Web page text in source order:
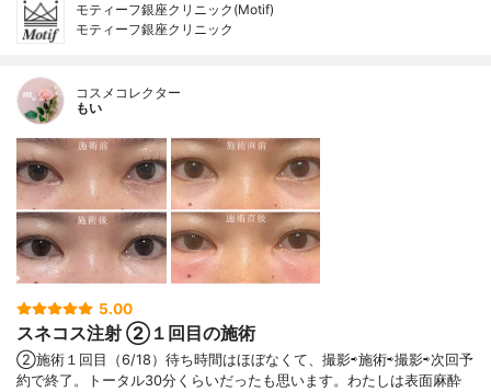
モティーフ銀座クリニック(Motif)
モティーフ銀座クリニック
コスメコレクター
もい
5.00
スネコス注射 ②１回目の施術
②施術１回目（6/18）待ち時間はほぼなくて、撮影⇨施術⇨撮影⇨次回予
約で終了。トータル30分くらいだったも思います。わたしは表面麻酔